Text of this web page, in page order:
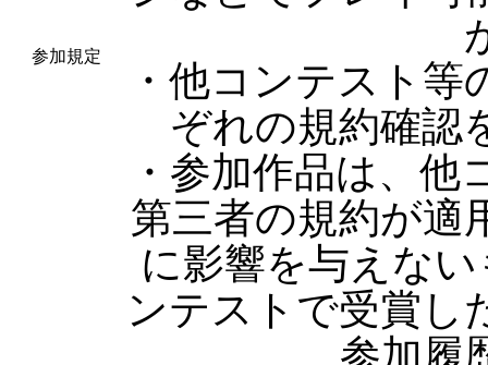
参加規定
・他コンテスト
ぞれの規約確認
・参加作品は、
第三者の規約が適
に影響を与えな
ンテストで受賞し
参加履